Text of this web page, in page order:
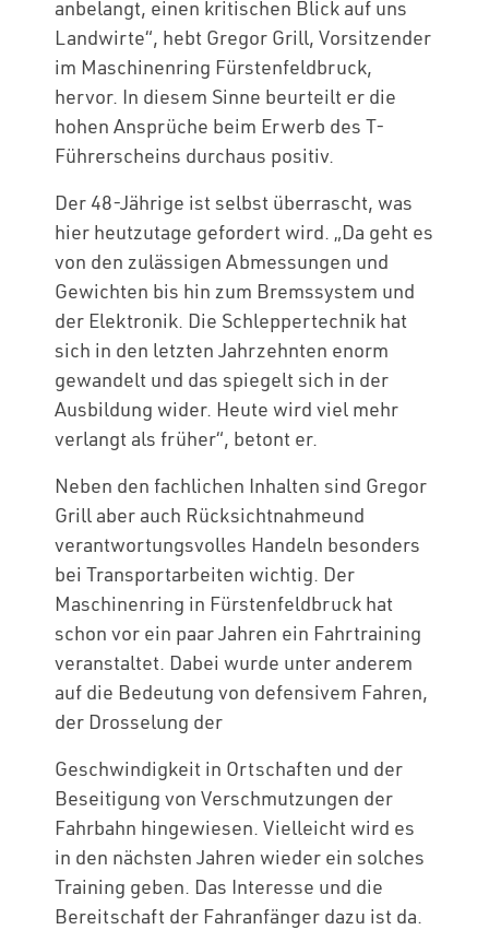
anbelangt, einen kritischen Blick auf uns
Landwirte“, hebt Gregor Grill, Vorsitzender
im Maschinenring Fürstenfeldbruck,
hervor. In diesem Sinne beurteilt er die
hohen Ansprüche beim Erwerb des T-
Führerscheins durchaus positiv.
Der 48-Jährige ist selbst überrascht, was
hier heutzutage gefordert wird. „Da geht es
von den zulässigen Abmessungen und
Gewichten bis hin zum Bremssystem und
der Elektronik. Die Schleppertechnik hat
sich in den letzten Jahrzehnten enorm
gewandelt und das spiegelt sich in der
Ausbildung wider. Heute wird viel mehr
verlangt als früher“, betont er.
Neben den fachlichen Inhalten sind Gregor
Grill aber auch Rücksichtnahmeund
verantwortungsvolles Handeln besonders
bei Transportarbeiten wichtig. Der
Maschinenring in Fürstenfeldbruck hat
schon vor ein paar Jahren ein Fahrtraining
veranstaltet. Dabei wurde unter anderem
auf die Bedeutung von defensivem Fahren,
der Drosselung der
Geschwindigkeit in Ortschaften und der
Beseitigung von Verschmutzungen der
Fahrbahn hingewiesen. Vielleicht wird es
in den nächsten Jahren wieder ein solches
Training geben. Das Interesse und die
Bereitschaft der Fahranfänger dazu ist da.